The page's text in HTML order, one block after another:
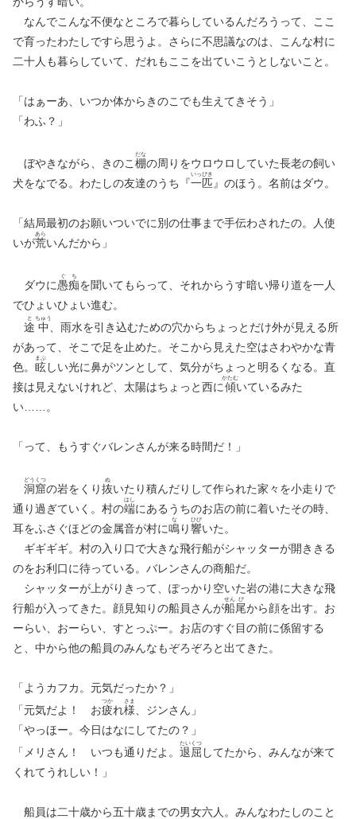
なんでこんな不便なところで暮らしているんだろうって、ここ
で育ったわたしですら思うよ。さらに不思議なのは、こんな村に
二十人も暮らしていて、だれもここを出ていこうとしないこと。
「はぁーあ、いつか体からきのこでも生えてきそう」
「わふ？」
ぼやきながら、きのこ 棚
だな
の周りをウロウロしていた長老の飼い
犬をなでる。わたしの友達のうち『一
いっ
匹
ぴき
』のほう。名前はダウ。
「結局最初のお願いついでに別の仕事まで手伝わされたの。人使
いが荒
あら
いんだから」
ダウに愚
ぐ
痴
ち
を聞いてもらって、それからうす暗い帰り道を一人
でひょいひょい進む。
途
と
中
ちゅう
、雨水を引き込むための穴からちょっとだけ外が見える所
があって、そこで足を止めた。そこから見えた空はさわやかな青
色。 眩
まぶ
しい光に鼻がツンとして、気分がちょっと明るくなる。直
接は見えないけれど、太陽はちょっと西に傾
かたむ
いているみた
い……。
「って、もうすぐバレンさんが来る時間だ！」
洞
どう
窟
くつ
の岩をくり抜
ぬ
いたり積んだりして作られた家々を小走りで
通り過ぎていく。村の端
はし
にあるうちのお店の前に着いたその時、
耳をふさぐほどの金属音が村に鳴
な
り響
ひび
いた。
ギギギギ。村の入り口で大きな飛行船がシャッターが開ききる
のをお利口に待っている。バレンさんの商船だ。
シャッターが上がりきって、ぽっかり空いた岩の港に大きな飛
行船が入ってきた。顔見知りの船員さんが船
せん
尾
び
から顔を出す。お
ーらい、おーらい、すとっぷー。お店のすぐ目の前に係留する
と、中から他の船員のみんなもぞろぞろと出てきた。
「ようカフカ。元気だったか？」
「元気だよ！ お疲
つか
れ様
さま
、ジンさん」
「やっほー。今日はなにしてたの？」
「メリさん！ いつも通りだよ。 退
たい
屈
くつ
してたから、みんなが来て
くれてうれしい！」
船員は二十歳から五十歳までの男女六人。みんなわたしのこと